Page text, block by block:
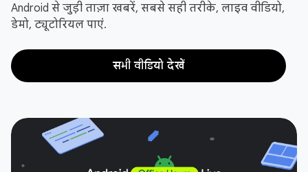
Android से जुड़ी ताज़ा खबरें, सबसे सही तरीके, लाइव वीडियो,
डेमो, ट्यूटोरियल पाएं.
सभी वीडियो देखें